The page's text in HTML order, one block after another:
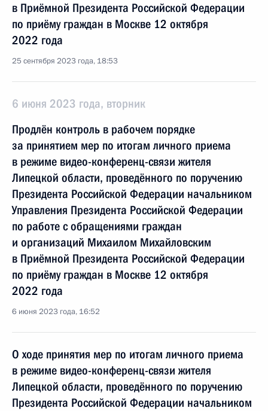
в Приёмной Президента Российской Федерации
по приёму граждан в Москве 12 октября
2022 года
25 сентября 2023 года, 18:53
6 июня 2023 года, вторник
Продлён контроль в рабочем порядке
за принятием мер по итогам личного приема
в режиме видео-конференц-связи жителя
Липецкой области, проведённого по поручению
Президента Российской Федерации начальником
Управления Президента Российской Федерации
по работе с обращениями граждан
и организаций Михаилом Михайловским
в Приёмной Президента Российской Федерации
по приёму граждан в Москве 12 октября
2022 года
6 июня 2023 года, 16:52
О ходе принятия мер по итогам личного приема
в режиме видео-конференц-связи жителя
Липецкой области, проведённого по поручению
Президента Российской Федерации начальником